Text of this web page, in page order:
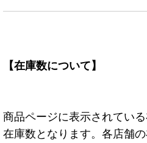
【在庫数について】
商品ページに表示されてい
在庫数となります。各店舗